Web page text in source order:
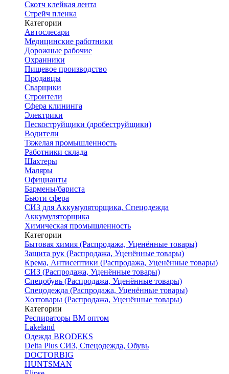
Скотч клейкая лента
Стрейч пленка
Категории
Автослесари
Медицинские работники
Дорожные рабочие
Охранники
Пищевое производство
Продавцы
Сварщики
Строители
Сфера клининга
Электрики
Пескоструйщики (дробеструйщики)
Водители
Тяжелая промышленность
Работники склада
Шахтеры
Маляры
Официанты
Бармены/бариста
Бьюти сфера
СИЗ для Аккумуляторщика, Спецодежда
Аккумуляторщика
Химическая промышленность
Категории
Бытовая химия (Распродажа, Уценённые товары)
Защита рук (Распродажа, Уценённые товары)
Крема, Антисептики (Распродажа, Уценённые товары)
СИЗ (Распродажа, Уценённые товары)
Спецобувь (Распродажа, Уценённые товары)
Спецодежда (Распродажа, Уценённые товары)
Хозтовары (Распродажа, Уценённые товары)
Категории
Респираторы ВМ оптом
Lakeland
Одежда BRODEKS
Delta Plus СИЗ, Спецодежда, Обувь
DOCTORBIG
HUNTSMAN